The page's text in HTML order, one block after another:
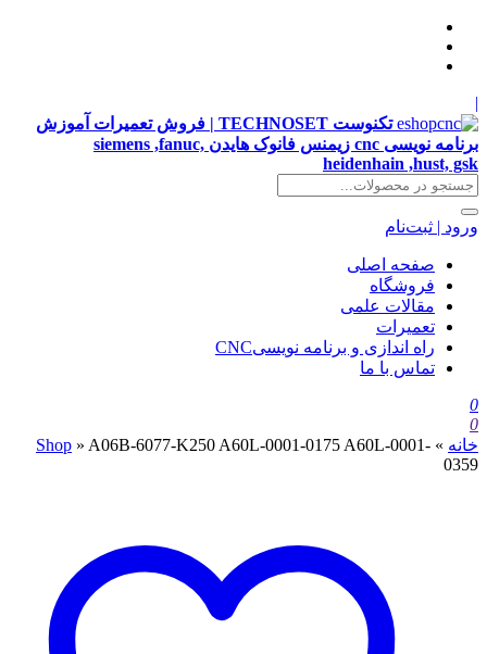
|
تکنوست TECHNOSET | فروش تعمیرات آموزش
برنامه نویسی cnc زیمنس فانوک هایدن siemens ,fanuc,
heidenhain ,hust, gsk
ورود | ثبت‌نام
صفحه اصلی
فروشگاه
مقالات علمی
تعمیرات
راه اندازی و برنامه نویسیCNC
تماس با ما
0
0
خانه »
Shop » A06B-6077-K250 A60L-0001-0175 A60L-0001-
0359